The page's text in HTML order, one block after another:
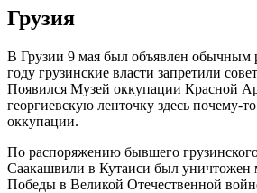
Грузия
В Грузии 9 мая был объявлен обычным
году грузинские власти запретили
Появился Музей оккупации Красной
георгиевскую ленточку здесь почему-
оккупации.
По распоряжению бывшего
Саакашвили в Кутаиси был уничтожен
Победы в Великой Отечественной